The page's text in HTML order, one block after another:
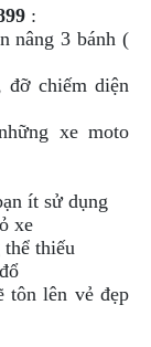
:
nâng 3 bánh (
chiếm diện
xe moto
ít sử dụng
xe
thiếu
tôn lên vẻ đẹp